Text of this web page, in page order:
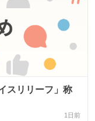
スリリーフ」称
1日前